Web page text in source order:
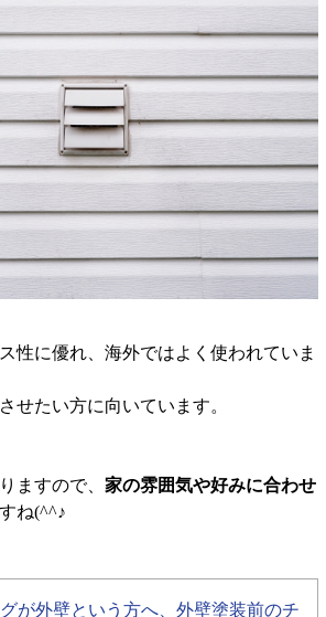
性に優れ、海外ではよく使われていま
せたい方に向いています。
ますので、 家の雰囲気や好みに合わせ
ね(^^♪
が外壁という方へ、外壁塗装前のチ